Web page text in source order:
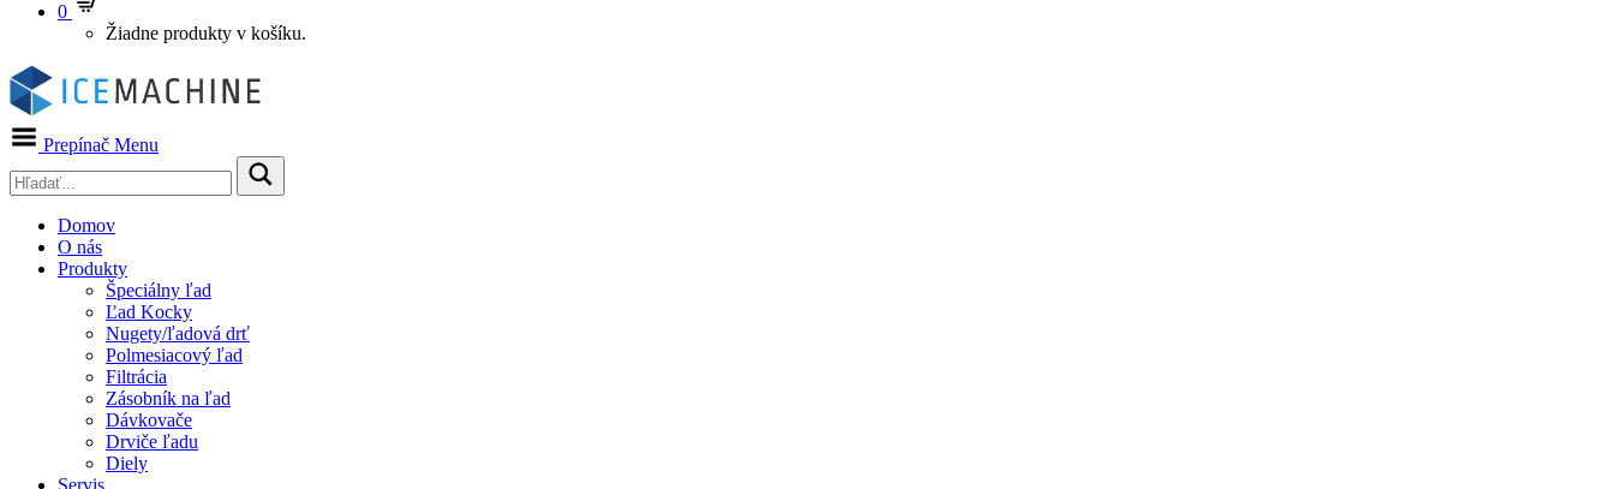
0
Žiadne produkty v košíku.
Prepínač Menu
Domov
O nás
Produkty
Špeciálny ľad
Ľad Kocky
Nugety/ľadová drť
Polmesiacový ľad
Filtrácia
Zásobník na ľad
Dávkovače
Drviče ľadu
Diely
Servis